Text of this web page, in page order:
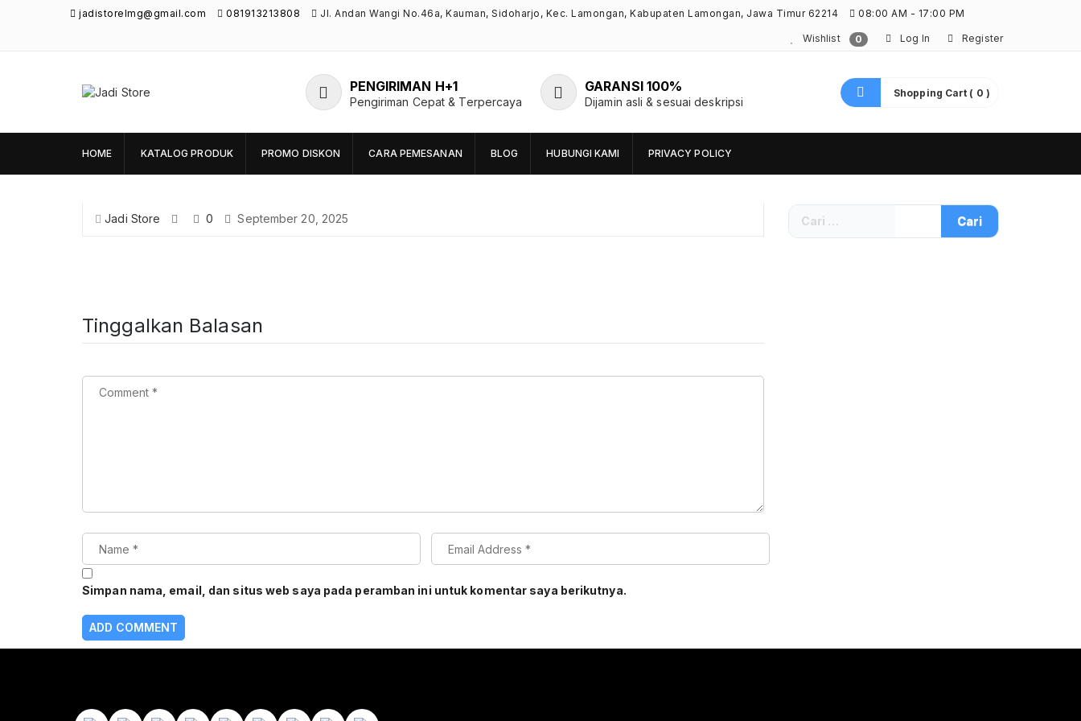
jadistorelmg@gmail.com 081913213808 Jl. Andan Wangi No.46a, Kauman, Sidoharjo, Kec. Lamongan, Kabupaten Lamongan, Jawa Timur 62214 08:00 AM - 17:00 PM
Wishlist 0 Log In Register
Unik di Lamongan
PENGIRIMAN H+1
Pengiriman Cepat & Terpercaya
GARANSI 100%
Dijamin asli & sesuai deskripsi
Shopping Cart ( 0 )
HOME KATALOG PRODUK PROMO DISKON CARA PEMESANAN BLOG HUBUNGI KAMI PRIVACY POLICY
Jadi Store 0 September 20, 2025
Tinggalkan Balasan
Simpan nama, email, dan situs web saya pada peramban ini untuk komentar saya berikutnya.
Cari
untuk: